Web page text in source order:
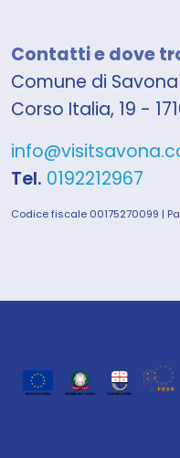
Contatti e dove
Comune di Savona
Corso Italia, 19 -
Tel. 0192212967
Codice fiscale 00175270099 |